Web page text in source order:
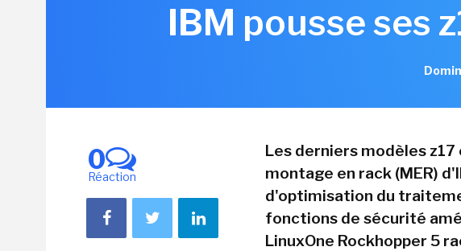
IBM pousse ses
0
Réaction
Les derniers modèles z17
montage en rack (MER)
d'optimisation du
fonctions de sécurité
LinuxOne Rockhopper 5